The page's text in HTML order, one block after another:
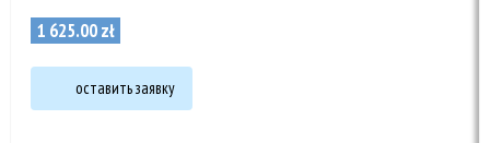
1 625.00zł
оставить заявку